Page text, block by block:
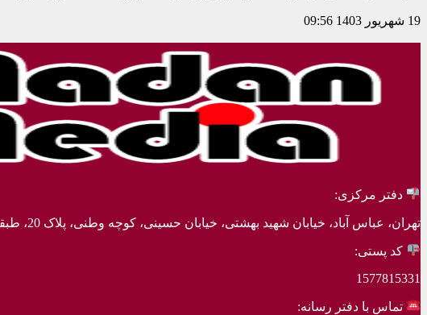
19 شهریور 1403
09:56
دفتر مرکزی:
تهران، عباس آباد، خیابان شهید بهشتی، خیابان حسینی، کوچه وطنی، پلاک 20، طبقه 4
کد پستی:
1577815331
تماس با دفتر رسانه: